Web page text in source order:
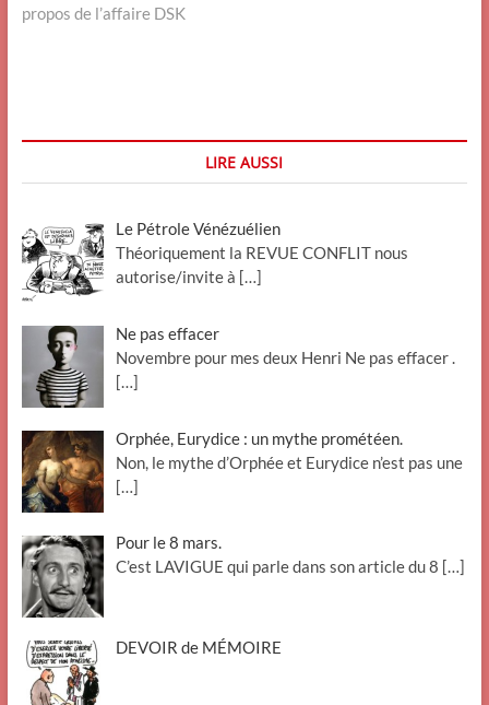
propos de l’affaire DSK
LIRE AUSSI
Le Pétrole Vénézuélien
Théoriquement la REVUE CONFLIT nous
autorise/invite à […]
Ne pas effacer
Novembre pour mes deux Henri Ne pas effacer .
[…]
Orphée, Eurydice : un mythe prométéen.
Non, le mythe d’Orphée et Eurydice n’est pas une
[…]
Pour le 8 mars.
C’est LAVIGUE qui parle dans son article du 8 […]
DEVOIR de MÉMOIRE